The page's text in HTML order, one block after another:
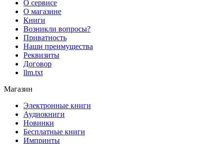
О сервисе
О магазине
Книги
Возникли вопросы?
Приватность
Наши преимущества
Реквизиты
Договор
llm.txt
Магазин
Электронные книги
Аудиокниги
Новинки
Бесплатные книги
Импринты